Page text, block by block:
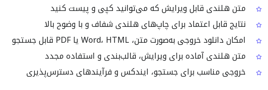
متن هلندی قابل ویرایش که می‌توانید کپی و پیست کنید
نتایج قابل اعتماد برای چاپ‌های هلندی شفاف و با وضوح بالا
امکان دانلود خروجی به‌صورت متن، Word، HTML یا PDF قابل جستجو
متن هلندی آماده برای ویرایش، قالب‌بندی و استفاده مجدد
خروجی مناسب برای جستجو، ایندکس و فرآیندهای دسترس‌پذیری